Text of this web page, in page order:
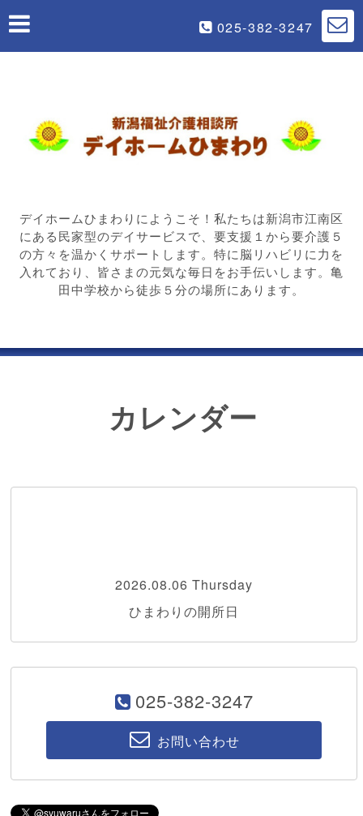
025-382-3247
デイホームひまわりにようこそ！私たちは新潟市江南区
にある民家型のデイサービスで、要支援１から要介護５
の方々を温かくサポートします。特に脳リハビリに力を
入れており、皆さまの元気な毎日をお手伝いします。亀
田中学校から徒歩５分の場所にあります。
カレンダー
2026.08.06 Thursday
ひまわりの開所日
025-382-3247
お問い合わせ